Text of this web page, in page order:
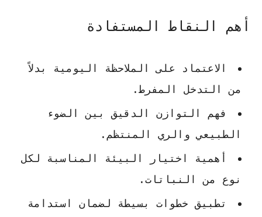
أهم النقاط المستفادة
الاعتماد على الملاحظة اليومية بدلاً
من التدخل المفرط.
فهم التوازن الدقيق بين الضوء
الطبيعي والري المنتظم.
أهمية اختيار البيئة المناسبة لكل
نوع من النباتات.
تطبيق خطوات بسيطة لضمان استدامة